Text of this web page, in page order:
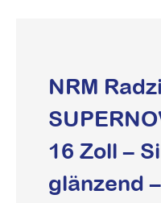
NRM
16 Zoll –
glänzend